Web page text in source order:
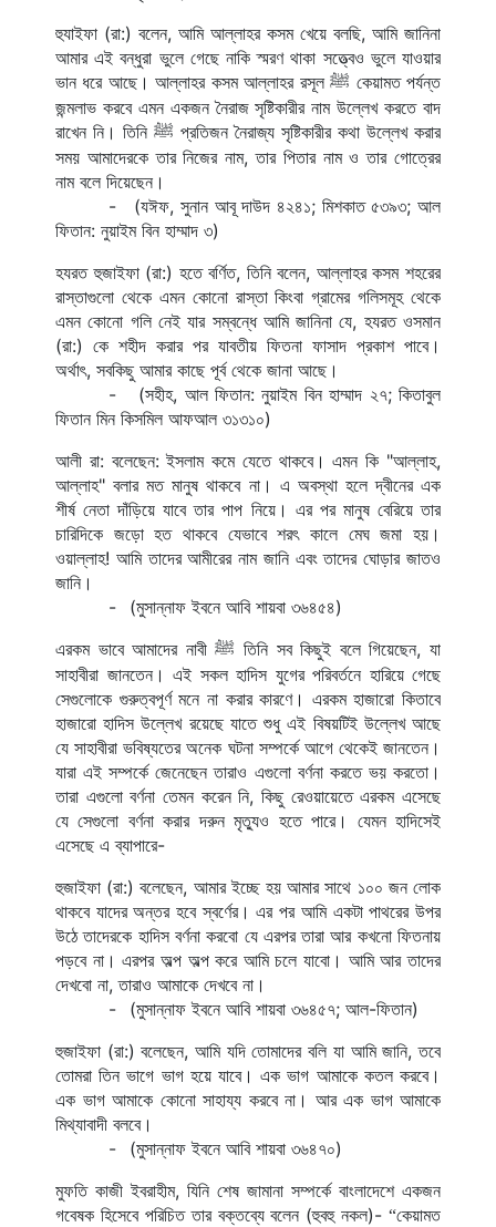
হুযাইফা (রা:) বলেন, আমি আল্লাহর কসম খেয়ে বলছি, আমি জানিনা
আমার এই বন্ধুরা ভুলে গেছে নাকি স্মরণ থাকা সত্ত্বেও ভুলে যাওয়ার
ভান ধরে আছে। আল্লাহর কসম আল্লাহর রসূল ﷺ কেয়ামত পর্যন্ত
জন্মলাভ করবে এমন একজন নৈরাজ সৃষ্টিকারীর নাম উল্লেখ করতে বাদ
রাখেন নি। তিনি ﷺ প্রতিজন নৈরাজ্য সৃষ্টিকারীর কথা উল্লেখ করার
সময় আমাদেরকে তার নিজের নাম, তার পিতার নাম ও তার গোত্রের
নাম বলে দিয়েছেন।
-
(যঈফ, সুনান আবূ দাউদ ৪২৪১; মিশকাত ৫৩৯৩; আল
ফিতান: নুয়াইম বিন হাম্মাদ ৩)
হযরত হুজাইফা (রা:) হতে বর্ণিত, তিনি বলেন, আল্লাহর কসম শহরের
রাস্তাগুলো থেকে এমন কোনো রাস্তা কিংবা গ্রামের গলিসমূহ থেকে
এমন কোনো গলি নেই যার সম্বন্ধে আমি জানিনা যে, হযরত ওসমান
(রা:) কে শহীদ করার পর যাবতীয় ফিতনা ফাসাদ প্রকাশ পাবে।
অর্থাৎ, সবকিছু আমার কাছে পূর্ব থেকে জানা আছে।
-
(সহীহ, আল ফিতান: নুয়াইম বিন হাম্মাদ ২৭; কিতাবুল
ফিতান মিন কিসমিল আফআল ৩১৩১০)
আলী রা: বলেছেন: ইসলাম কমে যেতে থাকবে। এমন কি "আল্লাহ,
আল্লাহ" বলার মত মানুষ থাকবে না। এ অবস্থা হলে দ্বীনের এক
শীর্ষ নেতা দাঁড়িয়ে যাবে তার পাপ নিয়ে। এর পর মানুষ বেরিয়ে তার
চারিদিকে জড়ো হত থাকবে যেভাবে শরৎ কালে মেঘ জমা হয়।
ওয়াল্লাহ! আমি তাদের আমীরের নাম জানি এবং তাদের ঘোড়ার জাতও
জানি।
-
(মুসান্নাফ ইবনে আবি শায়বা ৩৬৪৫৪)
এরকম ভাবে আমাদের নাবী ﷺ তিনি সব কিছুই বলে গিয়েছেন, যা
সাহাবীরা জানতেন। এই সকল হাদিস যুগের পরিবর্তনে হারিয়ে গেছে
সেগুলোকে গুরুত্বপূর্ণ মনে না করার কারণে। এরকম হাজারো কিতাবে
হাজারো হাদিস উল্লেখ রয়েছে যাতে শুধু এই বিষয়টিই উল্লেখ আছে
যে সাহাবীরা ভবিষ্যতের অনেক ঘটনা সম্পর্কে আগে থেকেই জানতেন।
যারা এই সম্পর্কে জেনেছেন তারাও এগুলো বর্ণনা করতে ভয় করতো।
তারা এগুলো বর্ণনা তেমন করেন নি, কিছু রেওয়ায়েতে এরকম এসেছে
যে সেগুলো বর্ণনা করার দরুন মৃত্যুও হতে পারে। যেমন হাদিসেই
এসেছে এ ব্যাপারে-
হুজাইফা (রা:) বলেছেন, আমার ইচ্ছে হয় আমার সাথে ১০০ জন লোক
থাকবে যাদের অন্তর হবে স্বর্ণের। এর পর আমি একটা পাথরের উপর
উঠে তাদেরকে হাদিস বর্ণনা করবো যে এরপর তারা আর কখনো ফিতনায়
পড়বে না। এরপর অল্প অল্প করে আমি চলে যাবো। আমি আর তাদের
দেখবো না, তারাও আমাকে দেখবে না।
-
(মুসান্নাফ ইবনে আবি শায়বা ৩৬৪৫৭; আল-ফিতান)
হুজাইফা (রা:) বলেছেন, আমি যদি তোমাদের বলি যা আমি জানি, তবে
তোমরা তিন ভাগে ভাগ হয়ে যাবে। এক ভাগ আমাকে কতল করবে।
এক ভাগ আমাকে কোনো সাহায্য করবে না। আর এক ভাগ আমাকে
মিথ্যাবাদী বলবে।
-
(মুসান্নাফ ইবনে আবি শায়বা ৩৬৪৭০)
মুফতি কাজী ইবরাহীম, যিনি শেষ জামানা সম্পর্কে বাংলাদেশে একজন
গবেষক হিসেবে পরিচিত তার বক্তব্যে বলেন (হুবহু নকল)- “কেয়ামত